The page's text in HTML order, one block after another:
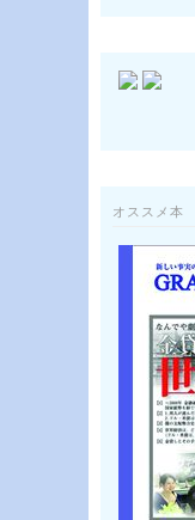
オススメ本